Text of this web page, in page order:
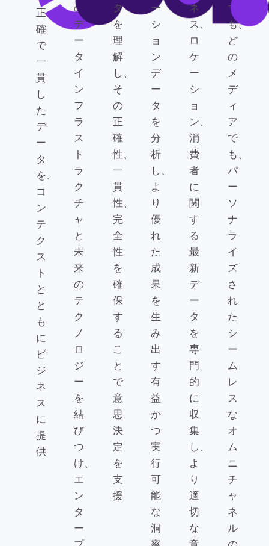
正
確
で
一
貫
し
た
デ
ー
タ
を、
コ
ン
テ
ク
ス
ト
と
と
も
に
ビ
ジ
ネ
ス
に
提
供
の
デ
ー
タ
イ
ン
フ
ラ
ス
ト
ラ
ク
チ
ャ
と
未
来
の
テ
ク
ノ
ロ
ジ
ー
を
結
び
つ
け、
エ
ン
タ
ー
タ
を
理
解
し、
そ
の
正
確
性、
一
貫
性、
完
全
性
を
確
保
す
る
こ
と
で
意
思
決
定
を
支
援
ー
シ
ョ
ン
デ
ー
タ
を
分
析
し、
よ
り
優
れ
た
成
果
を
生
み
出
す
有
益
か
つ
実
行
可
能
な
洞
ネ
ス、
ロ
ケ
ー
シ
ョ
ン、
消
費
者
に
関
す
る
最
新
デ
ー
タ
を
専
門
的
に
収
集
し、
よ
り
適
切
な
で
も、
ど
の
メ
デ
ィ
ア
で
も、
パ
ー
ソ
ナ
ラ
イ
ズ
さ
れ
た
シ
ー
ム
レ
ス
な
オ
ム
ニ
チ
ャ
ネ
ル